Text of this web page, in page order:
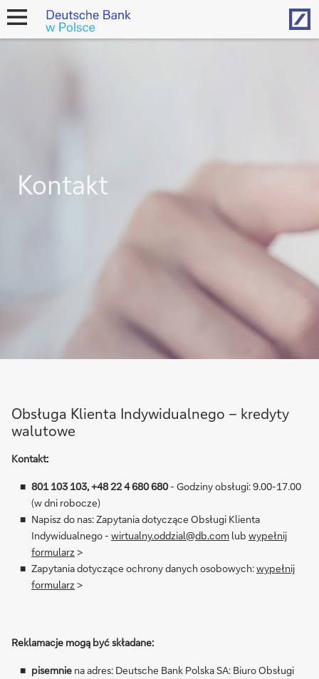
open
Kontakt
Obsługa Klienta Indywidualnego – kredyty
walutowe
Kontakt:
801 103 103, +48 22 4 680 680- Godziny obsługi: 9.00-17.00
(w dni robocze)
Napisz do nas: Zapytania dotyczące Obsługi Klienta
Indywidualnego - wirtualny.oddzial@db.com lub wypełnij
formularz>
Zapytania dotyczące ochrony danych osobowych:wypełnij
formularz>
Reklamacje mogą być składane:
pisemniena adres: Deutsche Bank Polska SA: Biuro Obsługi